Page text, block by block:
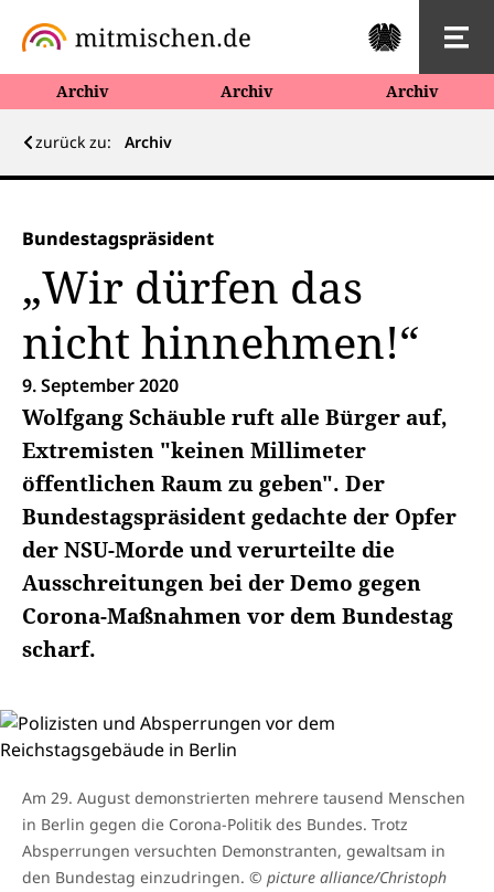
Archiv Archiv Archiv
zurück zu: Archiv
Bundestagspräsident
„Wir dürfen das
nicht hinnehmen!“
9. September 2020
Wolfgang Schäuble ruft alle Bürger auf,
Extremisten "keinen Millimeter
öffentlichen Raum zu geben". Der
Bundestagspräsident gedachte der Opfer
der NSU-Morde und verurteilte die
Ausschreitungen bei der Demo gegen
Corona-Maßnahmen vor dem Bundestag
scharf.
Am 29. August demonstrierten mehrere tausend Menschen
in Berlin gegen die Corona-Politik des Bundes. Trotz
Absperrungen versuchten Demonstranten, gewaltsam in
den Bundestag einzudringen. © picture alliance/Christoph